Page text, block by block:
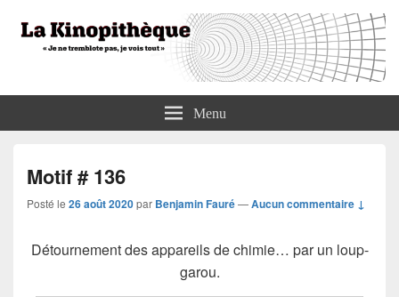
La KinopithèqueMenu
Motif # 136
Posté le 26 août 2020par Benjamin Fauré—Aucun commentaire ↓
Détournement des appareils de chimie… par un loup-
garou.